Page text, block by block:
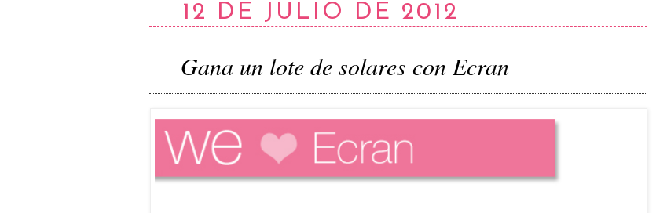
12 DE JULIO DE 2012
Gana un lote de solares con Ecran